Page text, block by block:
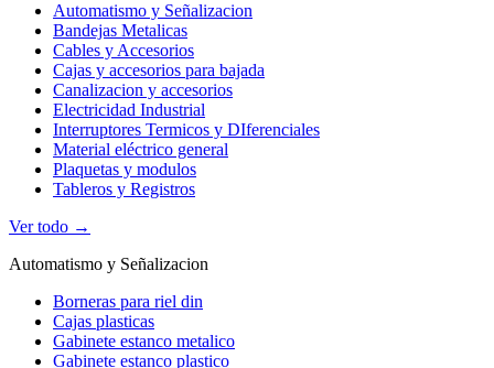
Automatismo y Señalizacion
Bandejas Metalicas
Cables y Accesorios
Cajas y accesorios para bajada
Canalizacion y accesorios
Electricidad Industrial
Interruptores Termicos y DIferenciales
Material eléctrico general
Plaquetas y modulos
Tableros y Registros
Ver todo →
Automatismo y Señalizacion
Borneras para riel din
Cajas plasticas
Gabinete estanco metalico
Gabinete estanco plastico